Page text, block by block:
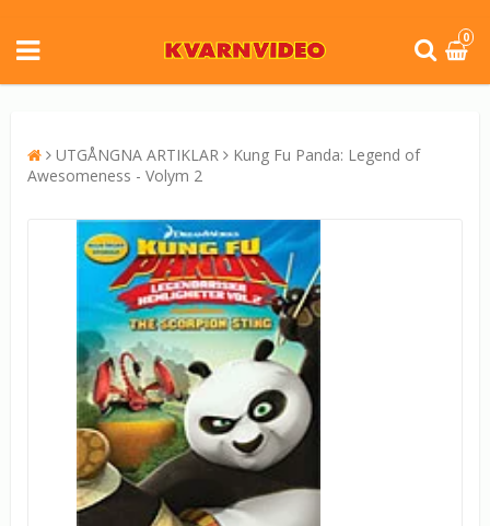
0
UTGÅNGNA ARTIKLAR
Kung Fu Panda: Legend of
Awesomeness - Volym 2